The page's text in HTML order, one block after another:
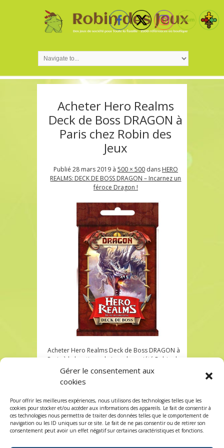
Gérer le consentement aux
cookies
Pour offrir les meilleures expériences, nous utilisons des technologies telles que les
cookies pour stocker et/ou accéder aux informations des appareils. Le fait de consentir à
ces technologies nous permettra de traiter des données telles que le comportement de
navigation ou les ID uniques sur ce site. Le fait de ne pas consentir ou de retirer son
consentement peut avoir un effet négatif sur certaines caractéristiques et fonctions.
Acheter Hero Realms
Deck de Boss DRAGON à
Paris chez Robin des
Jeux
Publié 28 mars 2019à 500 × 500dans HERO
REALMS: DECK DE BOSS DRAGON – Incarnez un
féroce Dragon !
Acheter Hero Realms Deck de Boss DRAGON à
Paris à la boutique de jeux de société Robin des
Acheter Hero Realms Deck de Boss DRAGON à
Les commentaires et les trackbacks sont
fermés.